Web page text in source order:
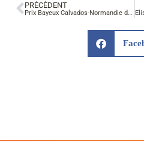
PRÉCÉDENT
Prix Bayeux Calvados-Normandie des correspondants de guerre